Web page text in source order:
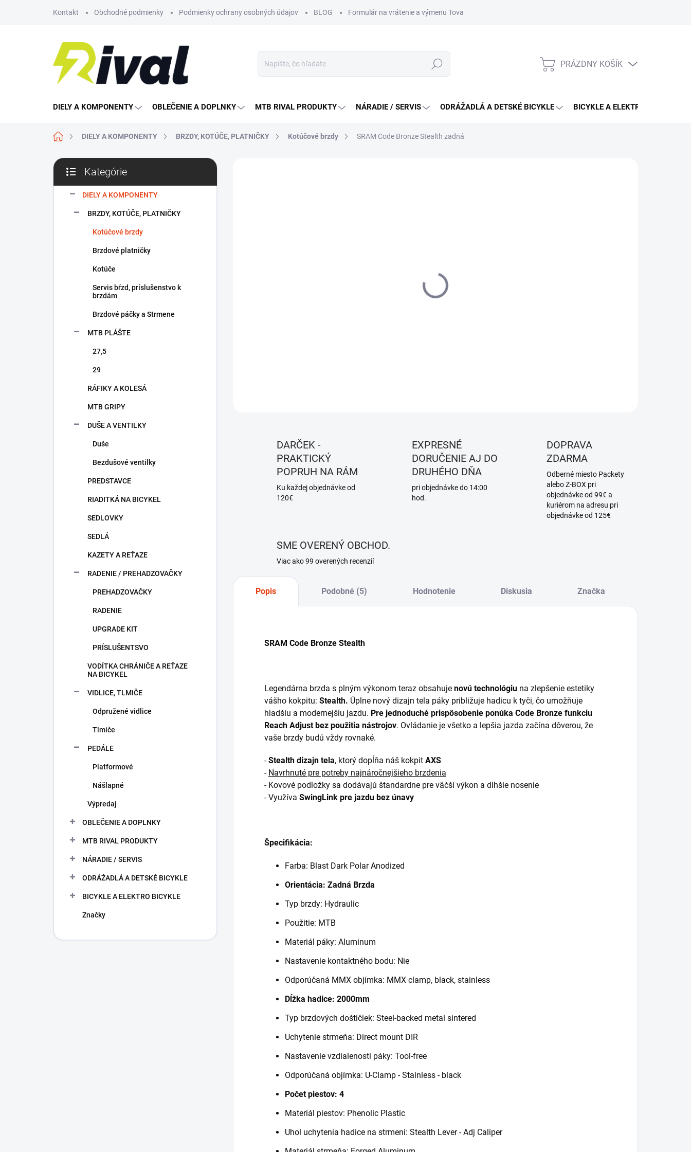
Kontakt Obchodné podmienky Podmienky ochrany osobných údajov BLOG Formulár na vrátenie a výmenu Tovaru
Hľadať
NÁKUPNÝ
PRÁZDNY KOŠÍK
DIELY A KOMPONENTY OBLEČENIE A DOPLNKY MTB RIVAL PRODUKTY NÁRADIE / SERVIS ODRÁŽADLÁ A DETSKÉ BICYKLE BICYKLE A ELEKTRO BICYKLE
DomovDIELY A KOMPONENTY BRZDY, KOTÚČE, PLATNIČKY Kotúčové brzdy SRAM Code Bronze Stealth zadná
B
č
kategórie
Kategórie
DIELY A KOMPONENTY
BRZDY, KOTÚČE, PLATNIČKY
Kotúčové brzdy
Brzdové platničky
Kotúče
Servis bŕzd, príslušenstvo k
brzdám
Brzdové páčky a Strmene
MTB PLÁŠTE
27,5
29
RÁFIKY A KOLESÁ
MTB GRIPY
DUŠE A VENTILKY
Duše
Bezdušové ventilky
PREDSTAVCE
RIADITKÁ NA BICYKEL
SEDLOVKY
SEDLÁ
KAZETY A REŤAZE
RADENIE / PREHADZOVAČKY
PREHADZOVAČKY
RADENIE
UPGRADE KIT
PRÍSLUŠENTSVO
VODÍTKA CHRÁNIČE A REŤAZE
NA BICYKEL
VIDLICE, TLMIČE
Odpružené vidlice
Tlmiče
PEDÁLE
Platformové
Nášlapné
Výpredaj
OBLEČENIE A DOPLNKY
MTB RIVAL PRODUKTY
NÁRADIE / SERVIS
ODRÁŽADLÁ A DETSKÉ BICYKLE
BICYKLE A ELEKTRO BICYKLE
Značky
DARČEK -
PRAKTICKÝ
POPRUH NA RÁM
Ku každej objednávke od
120€
EXPRESNÉ
DORUČENIE AJ DO
DRUHÉHO DŇA
pri objednávke do 14:00
hod.
DOPRAVA
ZDARMA
Odberné miesto Packety
alebo Z-BOX pri
objednávke od 99€ a
kuriérom na adresu pri
objednávke od 125€
SME OVERENÝ OBCHOD.
Viac ako 99 overených recenzií
Popis Podobné (5) Hodnotenie Diskusia Značka
SRAM Code Bronze Stealth
Legendárna brzda s plným výkonom teraz obsahuje novú technológiu na zlepšenie estetiky
vášho kokpitu: Stealth. Úplne nový dizajn tela páky približuje hadicu k tyči, čo umožňuje
hladšiu a modernejšiu jazdu. Pre jednoduché prispôsobenie ponúka Code Bronze funkciu
Reach Adjust bez použitia nástrojov. Ovládanie je všetko a lepšia jazda začína dôverou, že
vaše brzdy budú vždy rovnaké.
-Stealth dizajn tela, ktorý dopĺňa náš kokpit AXS
- Navrhnuté pre potreby najnáročnejšieho brzdenia
- Kovové podložky sa dodávajú štandardne pre väčší výkon a dlhšie nosenie
- Využíva SwingLink pre jazdu bez únavy
Špecifikácia:
Farba: Blast Dark Polar Anodized
Orientácia: Zadná Brzda
Typ brzdy: Hydraulic
Použitie: MTB
Materiál páky: Aluminum
Nastavenie kontaktného bodu: Nie
Odporúčaná MMX objímka: MMX clamp, black, stainless
Dĺžka hadice: 2000mm
Typ brzdových doštičiek: Steel-backed metal sintered
Uchytenie strmeňa: Direct mount DIR
Nastavenie vzdialenosti páky: Tool-free
Odporúčaná objímka: U-Clamp - Stainless - black
Počet piestov: 4
Materiál piestov: Phenolic Plastic
Uhol uchytenia hadice na strmeni: Stealth Lever - Adj Caliper